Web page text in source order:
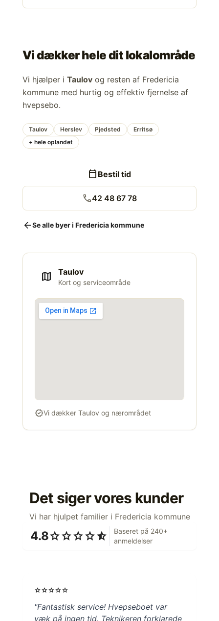
Vi dækker hele dit lokalområde
Vi hjælper i Taulov og resten af Fredericia
kommune med hurtig og effektiv fjernelse af
hvepsebo.
Taulov Herslev Pjedsted
Erritsø
+ hele oplandet
calendar_today Bestil tid
call42 48 67 78
arrow_backSe alle byer i Fredericia kommune
map Taulov
Kort og serviceområde
verifiedVi dækker Taulov og nærområdet
Det siger vores kunder
Vi har hjulpet familier i Fredericia kommune
4.8starstarstarstarstar_half
Baseret på 240+
anmeldelser
starstarstarstarstar
"Fantastisk service! Hvepseboet var
væk på ingen tid. Teknikeren forklarede